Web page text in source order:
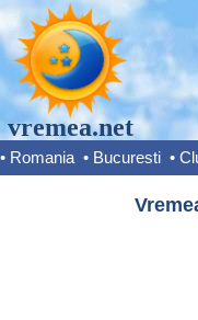
vremea.net
• Romania • Bucuresti •